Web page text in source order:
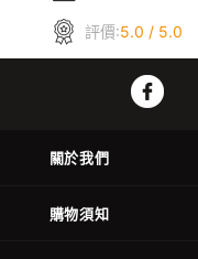
評價:5.0 / 5.0
關於我們
購物須知